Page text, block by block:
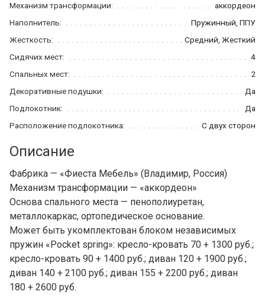
Механизм трансформации:
аккордеон
Наполнитель:
Пружинный, ППУ
Жесткость:
Средний, Жесткий
Сидячих мест:
4
Спальных мест:
2
Декоративные подушки:
Да
Подлокотник:
Да
Расположение подлокотника:
С двух сторон
Описание
Фабрика — «Фиеста Мебель» (Владимир, Россия)
Механизм трансформации — «аккордеон»
Основа спального места — пенополиуретан,
металлокаркас, ортопедическое основание.
Может быть укомплектован блоком независимых
пружин «Pocket spring»: кресло-кровать 70 + 1300 руб.;
кресло-кровать 90 + 1400 руб.; диван 120 + 1900 руб.;
диван 140 + 2100 руб.; диван 155 + 2200 руб.; диван
180 + 2600 руб.